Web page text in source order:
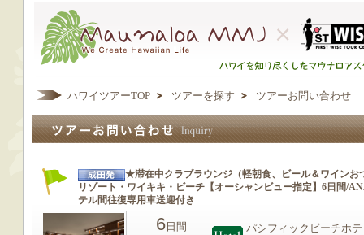
ハワイツアーTOP ツアーを探す ツアーお問い合わせ
★滞在中クラブラウンジ（軽朝食、ビール＆ワイン
リゾート・ワイキキ・ビーチ【オーシャンビュー指定】6日間/
テル間往復専用車送迎付き
6 日間
パシフィックビーチホテ